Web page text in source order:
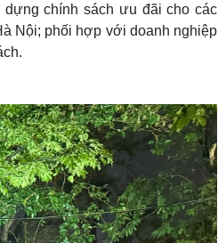
chính sách ưu đãi cho các
Nội; phối hợp với doanh nghiệp